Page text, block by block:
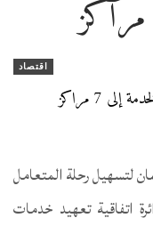
اقتصاد
لتسهيل رحلة المتعامل
اتفاقية تعهيد خدمات